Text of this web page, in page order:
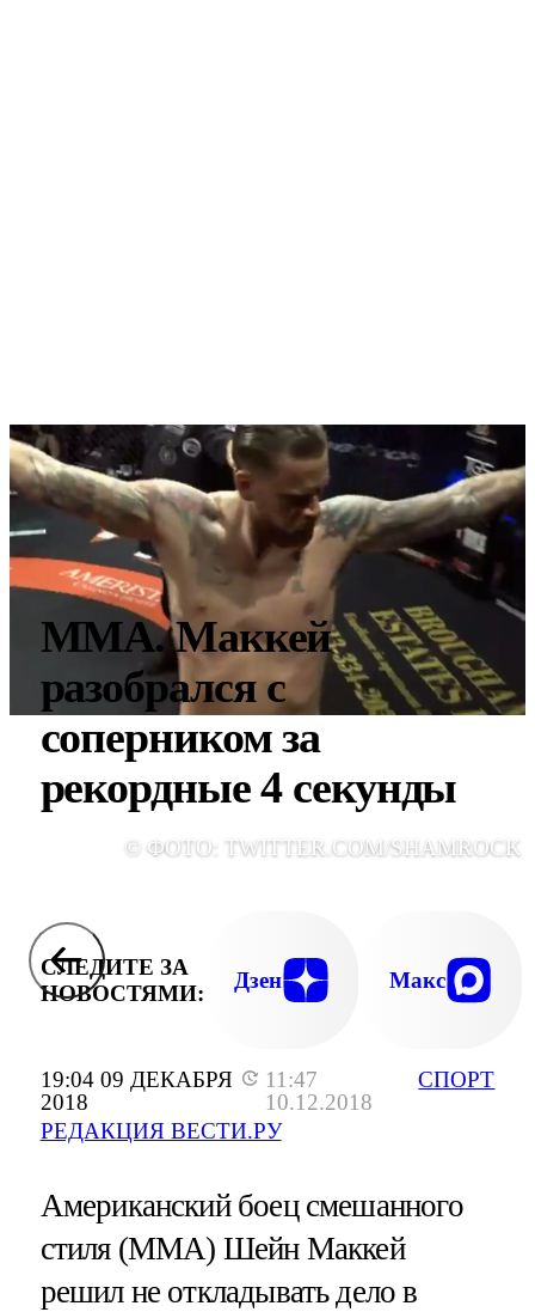
19:04 09 ДЕКАБРЯ
2018
11:47
10.12.2018
РЕДАКЦИЯ ВЕСТИ.РУ
СПОРТ
ММА. Маккей
разобрался с
соперником за
рекордные 4 секунды
© ФОТО: TWITTER.COM/SHAMROCK
СЛЕДИТЕ ЗА
НОВОСТЯМИ:
Дзен Макс
Американский боец смешанного
стиля (MMA) Шейн Маккей
решил не откладывать дело в